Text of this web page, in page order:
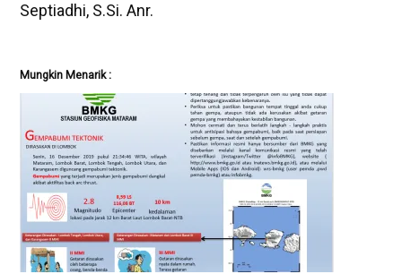
Septiadhi, S.Si. Anr.
Mungkin Menarik :